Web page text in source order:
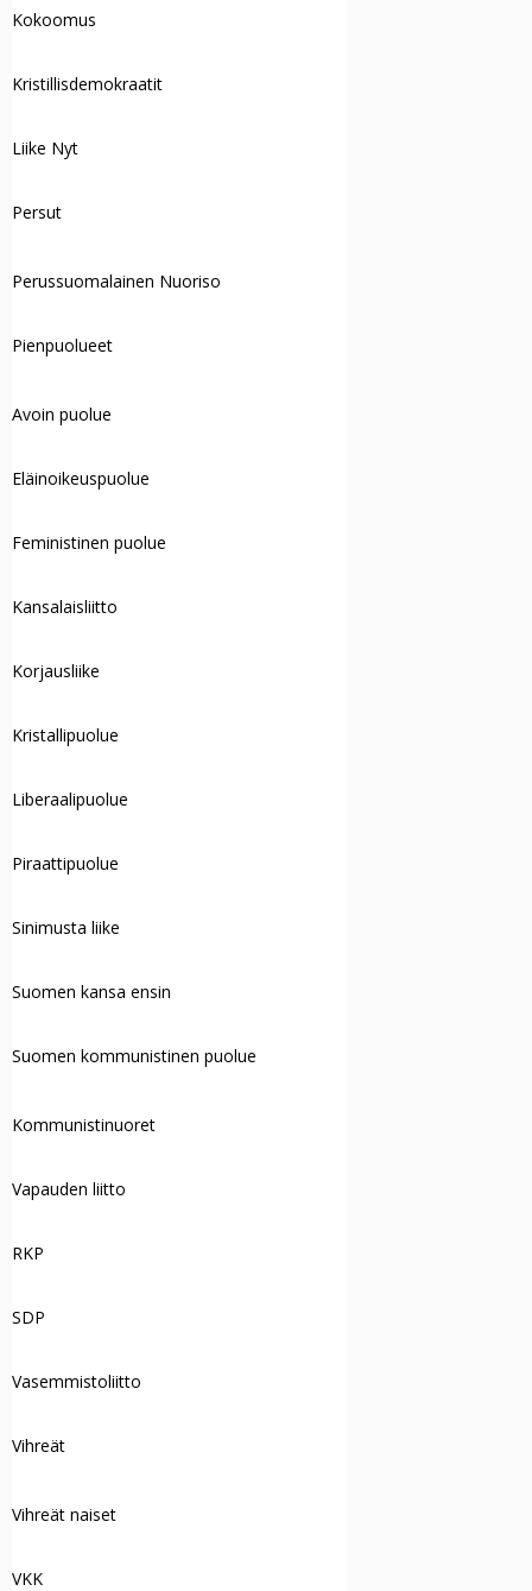
Kokoomus
Kristillisdemokraatit
Liike Nyt
Persut
Perussuomalainen Nuoriso
Pienpuolueet
Avoin puolue
Eläinoikeuspuolue
Feministinen puolue
Kansalaisliitto
Korjausliike
Kristallipuolue
Liberaalipuolue
Piraattipuolue
Sinimusta liike
Suomen kansa ensin
Suomen kommunistinen puolue
Kommunistinuoret
Vapauden liitto
RKP
SDP
Vasemmistoliitto
Vihreät
Vihreät naiset
VKK